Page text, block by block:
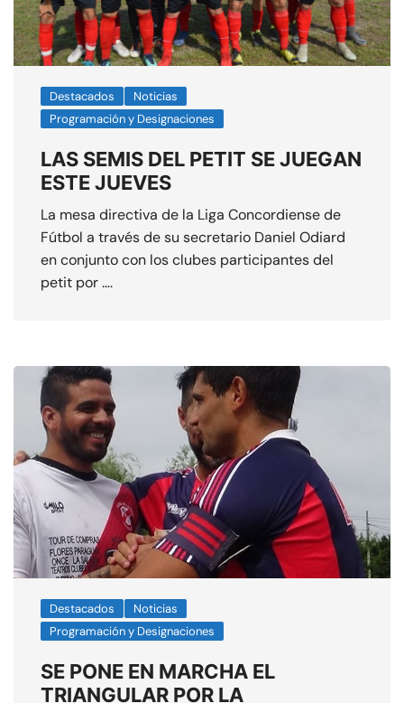
Destacados
Noticias
Programación y Designaciones
LAS SEMIS DEL PETIT SE JUEGAN
ESTE JUEVES
La mesa directiva de la Liga Concordiense de
Fútbol a través de su secretario Daniel Odiard
en conjunto con los clubes participantes del
petit por ….
Destacados
Noticias
Programación y Designaciones
SE PONE EN MARCHA EL
TRIANGULAR POR LA